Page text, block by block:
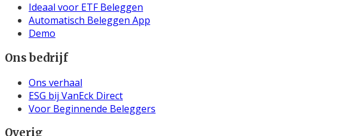
Ideaal voor ETF Beleggen
Automatisch Beleggen App
Demo
Ons bedrijf
Ons verhaal
ESG bij VanEck Direct
Voor Beginnende Beleggers
Overig